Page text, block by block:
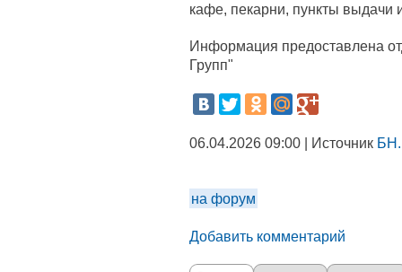
кафе, пекарни, пункты выдачи
Информация предоставлена
Групп"
06.04.2026 09:00 | Источник
на форум
Добавить комментарий